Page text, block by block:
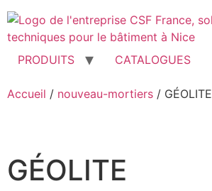
Aller
au
contenu
PRODUITS
CATALOGUES
Accueil / nouveau-mortiers / GÉOLITE
GÉOLITE